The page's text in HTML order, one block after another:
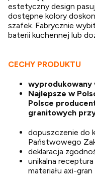
estetyczny design
dostępne kolory
szafek. Fabrycznie
baterii kuchennej lub
CECHY PRODUKTU
wyprodukowany
Najlepsze w
Polsce
granitowych
dopuszczenie do
Państwowego
deklaracja
unikalna
materiału axi-gran